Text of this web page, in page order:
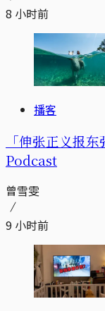
8 小时前
播客
「伸张正义报
Podcast
曾雪雯
9 小时前